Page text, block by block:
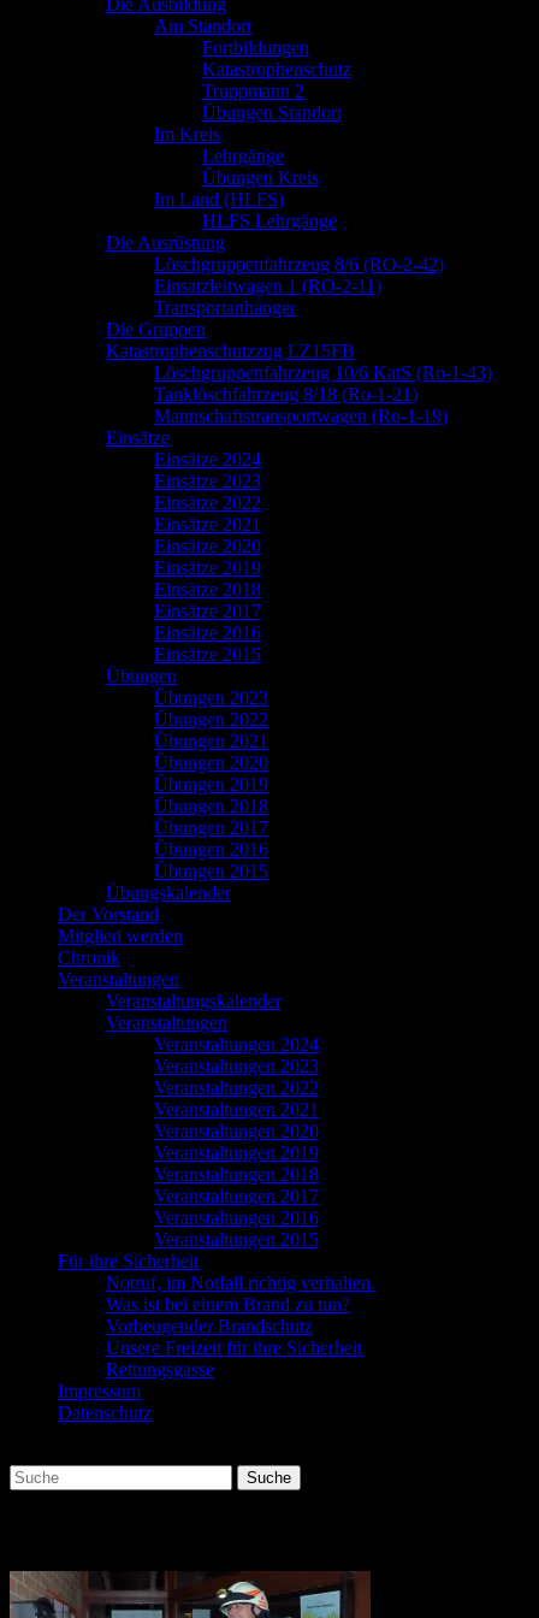
Die Ausbildung
Am Standort
Fortbildungen
Katastrophenschutz
Truppmann 2
Übungen Standort
Im Kreis
Lehrgänge
Übungen Kreis
Im Land (HLFS)
HLFS Lehrgänge
Die Ausrüstung
Löschgruppenfahrzeug 8/6 (RO-2-42)
Einsatzleitwagen 1 (RO-2-11)
Transportanhänger
Die Gruppen
Katastrophenschutzzug LZ15FB
Löschgruppenfahrzeug 10/6 KatS (Ro-1-43)
Tanklöschfahrzeug 8/18 (Ro-1-21)
Mannschaftstransportwagen (Ro-1-19)
Einsätze
Einsätze 2024
Einsätze 2023
Einsätze 2022
Einsätze 2021
Einsätze 2020
Einsätze 2019
Einsätze 2018
Einsätze 2017
Einsätze 2016
Einsätze 2015
Übungen
Übungen 2023
Übungen 2022
Übungen 2021
Übungen 2020
Übungen 2019
Übungen 2018
Übungen 2017
Übungen 2016
Übungen 2015
Übungskalender
Der Vorstand
Mitglied werden
Chronik
Veranstaltungen
Veranstaltungskalender
Veranstaltungen
Veranstaltungen 2024
Veranstaltungen 2023
Veranstaltungen 2022
Veranstaltungen 2021
Veranstaltungen 2020
Veranstaltungen 2019
Veranstaltungen 2018
Veranstaltungen 2017
Veranstaltungen 2016
Veranstaltungen 2015
Für ihre Sicherheit
Notruf, im Notfall richtig verhalten.
Was ist bei einem Brand zu tun?
Vorbeugender Brandschutz
Unsere Freizeit für ihre Sicherheit
Rettungsgasse
Impressum
Datenschutz
Suche
nach: